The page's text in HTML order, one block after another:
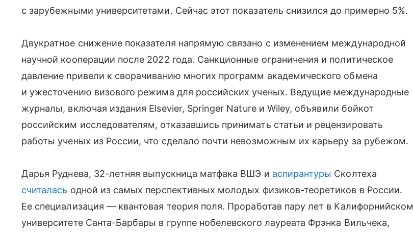
с зарубежными университетами. Сейчас этот показатель снизился до примерно 5%.
Двукратное снижение показателя напрямую связано с изменением международной
научной кооперации после 2022 года. Санкционные ограничения и политическое
давление привели к сворачиванию многих программ академического обмена
и ужесточению визового режима для российских ученых. Ведущие международные
журналы, включая издания Elsevier, Springer Nature и Wiley, объявили бойкот
российским исследователям, отказавшись принимать статьи и рецензировать
работы ученых из России, что сделало почти невозможным их карьеру за рубежом.
Дарья Руднева, 32-летняя выпускница матфака ВШЭ и аспирантуры Сколтеха
считалась одной из самых перспективных молодых физиков-теоретиков в России.
Ее специализация — квантовая теория поля. Проработав пару лет в Калифорнийском
университете Санта-Барбары в группе нобелевского лауреата Фрэнка Вильчека,